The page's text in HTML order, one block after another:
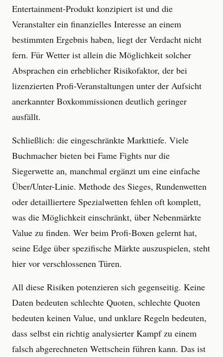
Entertainment-Produkt konzipiert ist und die
Veranstalter ein finanzielles Interesse an einem
bestimmten Ergebnis haben, liegt der Verdacht nicht
fern. Für Wetter ist allein die Möglichkeit solcher
Absprachen ein erheblicher Risikofaktor, der bei
lizenzierten Profi-Veranstaltungen unter der Aufsicht
anerkannter Boxkommissionen deutlich geringer
ausfällt.
Schließlich: die eingeschränkte Markttiefe. Viele
Buchmacher bieten bei Fame Fights nur die
Siegerwette an, manchmal ergänzt um eine einfache
Über/Unter-Linie. Methode des Sieges, Rundenwetten
oder detailliertere Spezialwetten fehlen oft komplett,
was die Möglichkeit einschränkt, über Nebenmärkte
Value zu finden. Wer beim Profi-Boxen gelernt hat,
seine Edge über spezifische Märkte auszuspielen, steht
hier vor verschlossenen Türen.
All diese Risiken potenzieren sich gegenseitig. Keine
Daten bedeuten schlechte Quoten, schlechte Quoten
bedeuten keinen Value, und unklare Regeln bedeuten,
dass selbst ein richtig analysierter Kampf zu einem
falsch abgerechneten Wettschein führen kann. Das ist